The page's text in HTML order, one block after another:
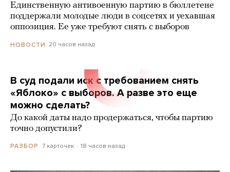
Единственную антивоенную партию в бюллетене
поддержали молодые люди в соцсетях и уехавшая
оппозиция. Ее уже требуют снять с выборов
НОВОСТИ 20 часов назад
В суд подали иск с требованием снять
«Яблоко» с выборов. А разве это еще
можно сделать?
До какой даты надо продержаться, чтобы партию
точно допустили?
РАЗБОР 7 карточек 18 часов назад